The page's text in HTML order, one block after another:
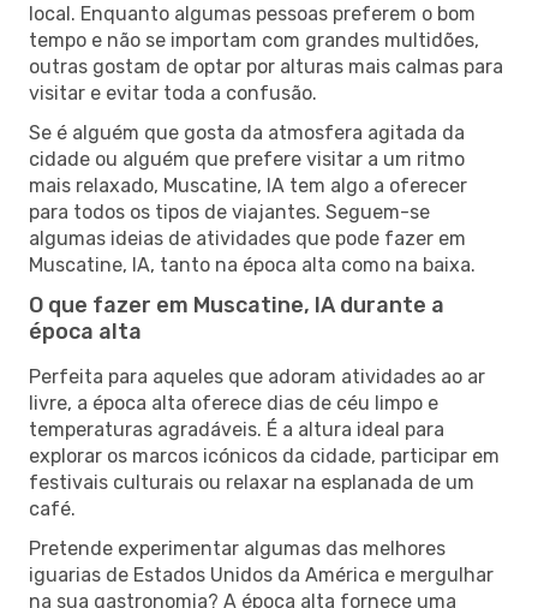
local. Enquanto algumas pessoas preferem o bom
tempo e não se importam com grandes multidões,
outras gostam de optar por alturas mais calmas para
visitar e evitar toda a confusão.
Se é alguém que gosta da atmosfera agitada da
cidade ou alguém que prefere visitar a um ritmo
mais relaxado, Muscatine, IA tem algo a oferecer
para todos os tipos de viajantes. Seguem-se
algumas ideias de atividades que pode fazer em
Muscatine, IA, tanto na época alta como na baixa.
O que fazer em Muscatine, IA durante a
época alta
Perfeita para aqueles que adoram atividades ao ar
livre, a época alta oferece dias de céu limpo e
temperaturas agradáveis. É a altura ideal para
explorar os marcos icónicos da cidade, participar em
festivais culturais ou relaxar na esplanada de um
café.
Pretende experimentar algumas das melhores
iguarias de Estados Unidos da América e mergulhar
na sua gastronomia? A época alta fornece uma